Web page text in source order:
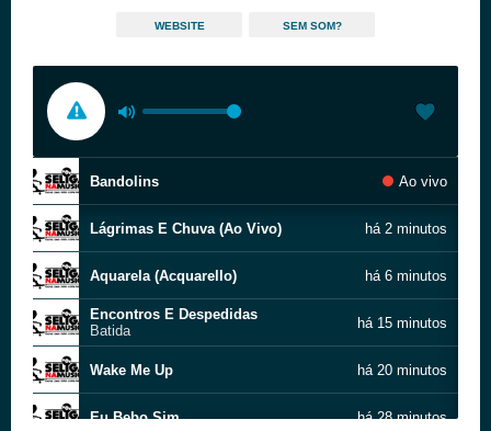
WEBSITE SEM SOM?
Bandolins Ao vivo
Lágrimas E Chuva (Ao Vivo) há 2 minutos
Aquarela (Acquarello) há 6 minutos
Encontros E Despedidas
Batida
há 15 minutos
Wake Me Up há 20 minutos
Eu Bebo Sim há 28 minutos